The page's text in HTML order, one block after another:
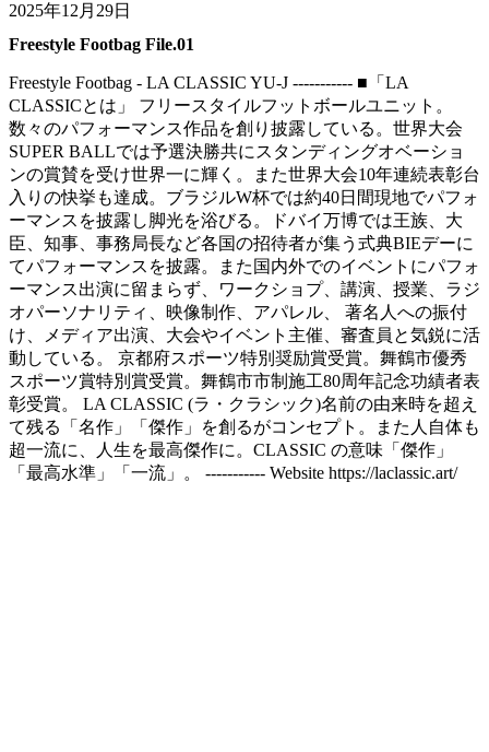
2025年12月29日
Freestyle Footbag File.01
Freestyle Footbag - LA CLASSIC YU-J ----------- ■「LA
CLASSICとは」 フリースタイルフットボールユニット。
数々のパフォーマンス作品を創り披露している。世界大会
SUPER BALLでは予選決勝共にスタンディングオベーショ
ンの賞賛を受け世界一に輝く。また世界大会10年連続表彰台
入りの快挙も達成。ブラジルW杯では約40日間現地でパフォ
ーマンスを披露し脚光を浴びる。ドバイ万博では王族、大
臣、知事、事務局長など各国の招待者が集う式典BIEデーに
てパフォーマンスを披露。また国内外でのイベントにパフォ
ーマンス出演に留まらず、ワークショプ、講演、授業、ラジ
オパーソナリティ、映像制作、アパレル、 著名人への振付
け、メディア出演、大会やイベント主催、審査員と気鋭に活
動している。 京都府スポーツ特別奨励賞受賞。舞鶴市優秀
スポーツ賞特別賞受賞。舞鶴市市制施工80周年記念功績者表
彰受賞。 LA CLASSIC (ラ・クラシック)名前の由来時を超え
て残る「名作」「傑作」を創るがコンセプト。また人自体も
超一流に、人生を最高傑作に。CLASSIC の意味「傑作」
「最高水準」「一流」。 ----------- Website https://laclassic.art/